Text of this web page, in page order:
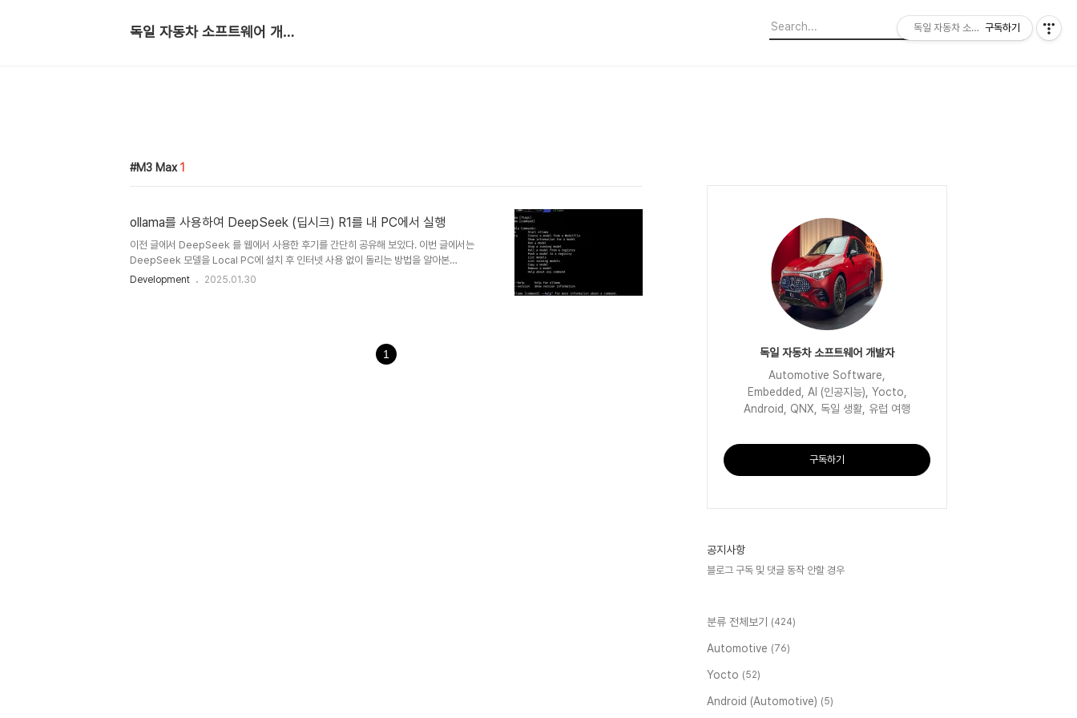
독일 자동차 소프트웨어 개발자
M3 Max 1
ollama를 사용하여 DeepSeek (딥시크) R1를 내 PC에서 실행
이전 글에서 DeepSeek 를 웹에서 사용한 후기를 간단히 공유해 보았다. 이번 글에서는
DeepSeek 모델을 Local PC에 설치 후 인터넷 사용 없이 돌리는 방법을 알아본
다. ollama는 오픈 소스 LLM (Large Language Models)을 Local PC (윈도우, 리눅
Development 2025.01.30
1
독일 자동차 소프트웨어 개발자
Automotive Software,
Embedded, AI (인공지능), Yocto,
Android, QNX, 독일 생활, 유럽 여행
구독하기
공지사항
블로그 구독 및 댓글 동작 안할 경우
분류 전체보기 (424)
Automotive (76)
Yocto (52)
Android (Automotive) (5)
독일 자동차 소프트웨어 개발자
구독하기